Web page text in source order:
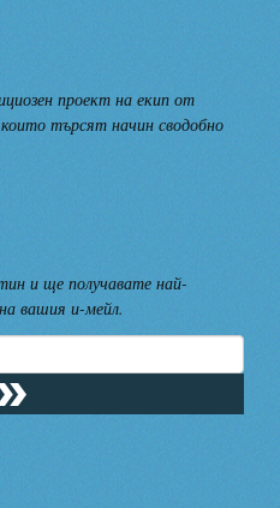
проект на екип от
търсят начин сводобно
и ще получавате най-
вашия и-мейл.